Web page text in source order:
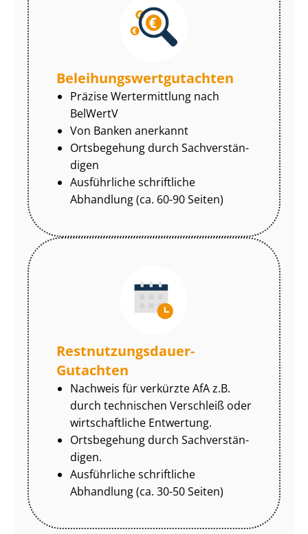
Be­lei­hungs­wert­gut­ach­ten
Präzise Wertermittlung nach
BelWertV
Von Banken anerkannt
Ortsbegehung durch Sach­ver­stän­
di­gen
Ausführliche schriftliche
Abhandlung (ca. 60-90 Seiten)
Rest­nut­zungs­dau­er-
Gutachten
Nachweis für verkürzte AfA z.B.
durch technischen Verschleiß oder
wirtschaftliche Entwertung.
Ortsbegehung durch Sach­ver­stän­
di­gen.
Ausführliche schriftliche
Abhandlung (ca. 30-50 Seiten)